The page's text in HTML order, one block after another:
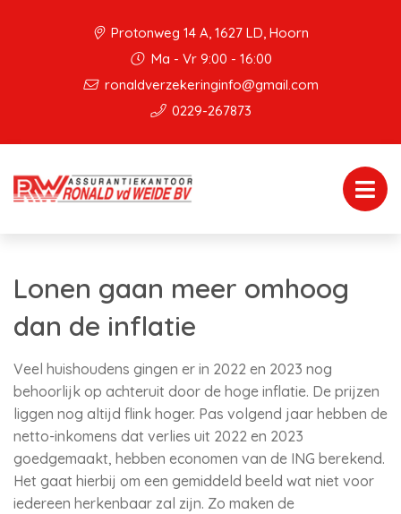
Protonweg 14 A, 1627 LD, Hoorn
Ma - Vr 9:00 - 16:00
ronaldverzekeringinfo@gmail.com
0229-267873
Lonen gaan meer omhoog
dan de inflatie
Veel huishoudens gingen er in 2022 en 2023 nog
behoorlijk op achteruit door de hoge inflatie. De prijzen
liggen nog altijd flink hoger. Pas volgend jaar hebben de
netto-inkomens dat verlies uit 2022 en 2023
goedgemaakt, hebben economen van de ING berekend.
Het gaat hierbij om een gemiddeld beeld wat niet voor
iedereen herkenbaar zal zijn. Zo maken de